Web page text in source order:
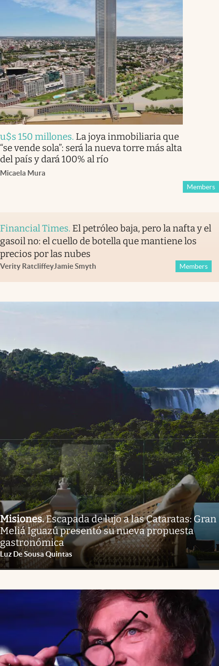
u$s 150 millones. La joya inmobiliaria que
“se vende sola”: será la nueva torre más alta
del país y dará 100% al río
Micaela Mura
Members
Financial Times. El petróleo baja, pero la nafta y el
gasoil no: el cuello de botella que mantiene los
precios por las nubes
Verity RatcliffeyJamie Smyth Members
Misiones.Escapada de lujo a las Cataratas: Gran
Meliá Iguazú presentó su nueva propuesta
gastronómica
Luz De Sousa Quintas